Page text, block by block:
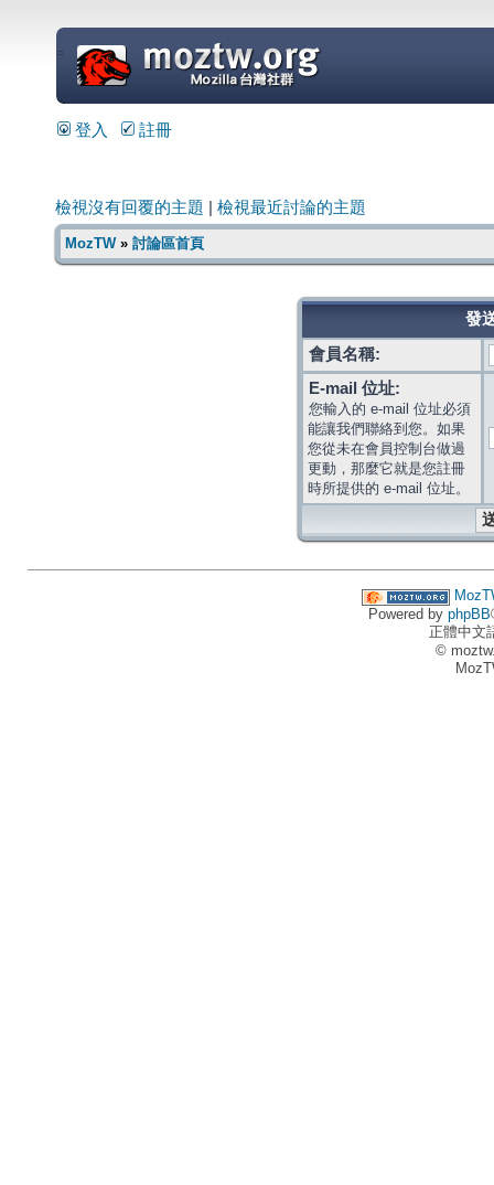
=
登入 註冊
檢視沒有回覆的主題 檢視最近討論的主題
MozTW» 討論區首頁
發
會員名稱:
E-mail 位址:
您輸入的 e-mail 位址必須
能讓我們聯絡到您。如果
您從未在會員控制台做過
更動，那麼它就是您註冊
時所提供的 e-mail 位址。
Powered by phpBB
正體中文
©